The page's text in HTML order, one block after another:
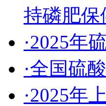
持磷肥保
·2025年
·全国硫
·2025年